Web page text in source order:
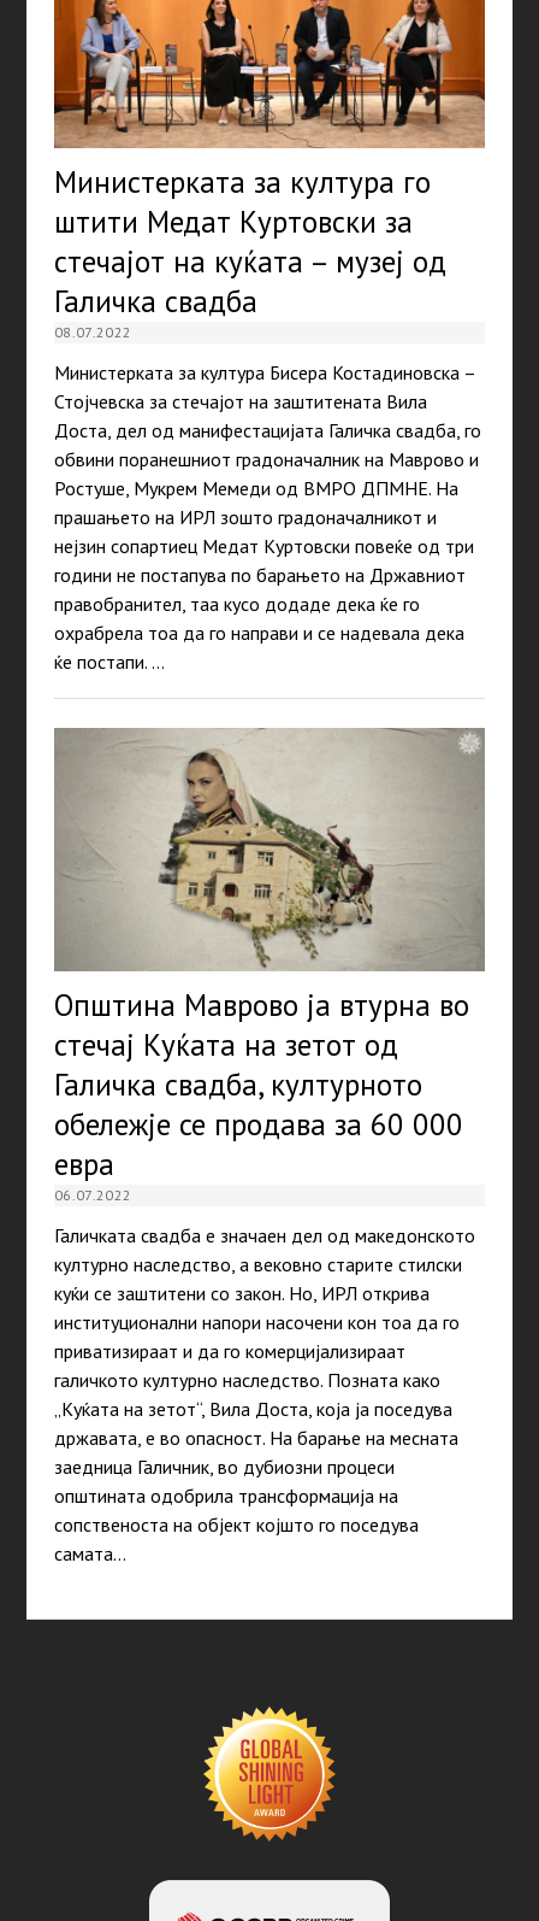
Министерката за култура го
штити Медат Куртовски за
стечајот на куќата – музеј од
Галичка свадба
08.07.2022
Министерката за култура Бисера Костадиновска –
Стојчевска за стечајот на заштитената Вила
Доста, дел од манифестацијата Галичка свадба, го
обвини поранешниот градоначалник на Маврово и
Ростуше, Мукрем Мемеди од ВМРО ДПМНЕ. На
прашањето на ИРЛ зошто градоначалникот и
нејзин сопартиец Медат Куртовски повеќе од три
години не постапува по барањето на Државниот
правобранител, таа кусо додаде дека ќе го
охрабрела тоа да го направи и се надевала дека
ќе постапи. …
Општина Маврово ја втурна во
стечај Куќата на зетот од
Галичка свадба, културното
обележје се продава за 60 000
евра
06.07.2022
Галичката свадба е значаен дел од македонското
културно наследство, а вековно старите стилски
куќи се заштитени со закон. Но, ИРЛ открива
институционални напори насочени кон тоа да го
приватизираат и да го комерцијализираат
галичкото културно наследство. Позната како
„Куќата на зетот“, Вила Доста, која ја поседува
државата, е во опасност. На барање на месната
заедница Галичник, во дубиозни процеси
општината одобрила трансформација на
сопственоста на објект којшто го поседува
самата…